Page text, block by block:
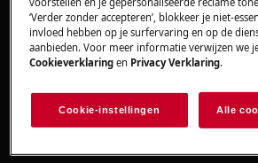
Draag veiligheidshandschoenen
onderhouds- of
‘Verder zonder accepteren’, blokkeer je niet-
invloed hebben op je surfervaring en op de
aanbieden. Voor meer informatie verwijzen we
Cookieverklaring en Privacy Verklaring.
Cookie-instellingen Alle